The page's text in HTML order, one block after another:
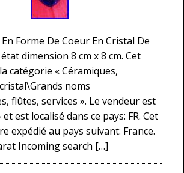
Forme De Coeur En Cristal De
dimension 8 cm x 8 cm. Cet
catégorie « Céramiques,
noms
flûtes, services ». Le vendeur est
est localisé dans ce pays: FR. Cet
expédié au pays suivant: France.
Incoming search […]